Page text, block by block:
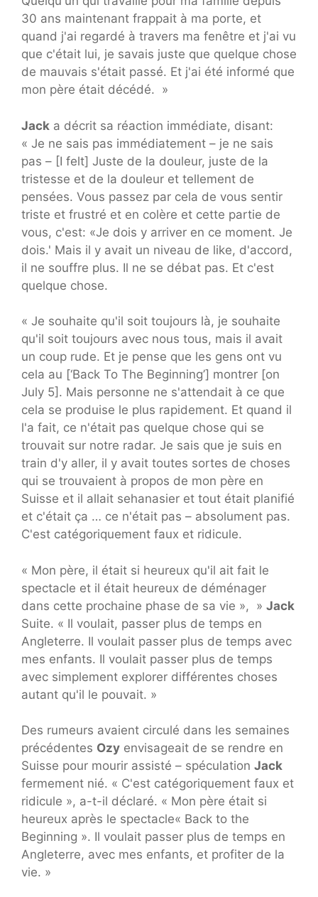
30 ans maintenant frappait à ma porte, et
quand j'ai regardé à travers ma fenêtre et j'ai vu
que c'était lui, je savais juste que quelque chose
de mauvais s'était passé. Et j'ai été informé que
mon père était décédé. »
Jack a décrit sa réaction immédiate, disant:
« Je ne sais pas immédiatement – je ne sais
pas – [I felt] Juste de la douleur, juste de la
tristesse et de la douleur et tellement de
pensées. Vous passez par cela de vous sentir
triste et frustré et en colère et cette partie de
vous, c'est: «Je dois y arriver en ce moment. Je
dois.' Mais il y avait un niveau de like, d'accord,
il ne souffre plus. Il ne se débat pas. Et c'est
quelque chose.
« Je souhaite qu'il soit toujours là, je souhaite
qu'il soit toujours avec nous tous, mais il avait
un coup rude. Et je pense que les gens ont vu
cela au [‘Back To The Beginning’] montrer [on
July 5]. Mais personne ne s'attendait à ce que
cela se produise le plus rapidement. Et quand il
l'a fait, ce n'était pas quelque chose qui se
trouvait sur notre radar. Je sais que je suis en
train d'y aller, il y avait toutes sortes de choses
qui se trouvaient à propos de mon père en
Suisse et il allait sehanasier et tout était planifié
et c'était ça … ce n'était pas – absolument pas.
C'est catégoriquement faux et ridicule.
« Mon père, il était si heureux qu'il ait fait le
spectacle et il était heureux de déménager
dans cette prochaine phase de sa vie », » Jack
Suite. « Il voulait, passer plus de temps en
Angleterre. Il voulait passer plus de temps avec
mes enfants. Il voulait passer plus de temps
avec simplement explorer différentes choses
autant qu'il le pouvait. »
Des rumeurs avaient circulé dans les semaines
précédentes Ozy envisageait de se rendre en
Suisse pour mourir assisté – spéculation Jack
fermement nié. « C'est catégoriquement faux et
ridicule », a-t-il déclaré. « Mon père était si
heureux après le spectacle« Back to the
Beginning ». Il voulait passer plus de temps en
Angleterre, avec mes enfants, et profiter de la
vie. »